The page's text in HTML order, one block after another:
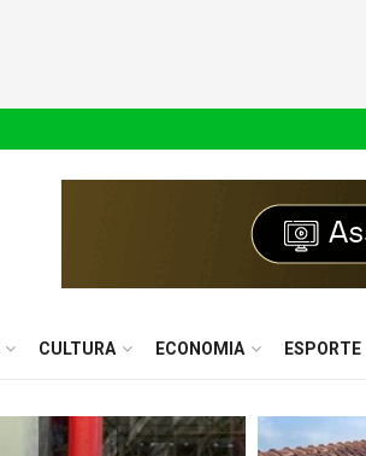
CULTURA ECONOMIA ESPORTE